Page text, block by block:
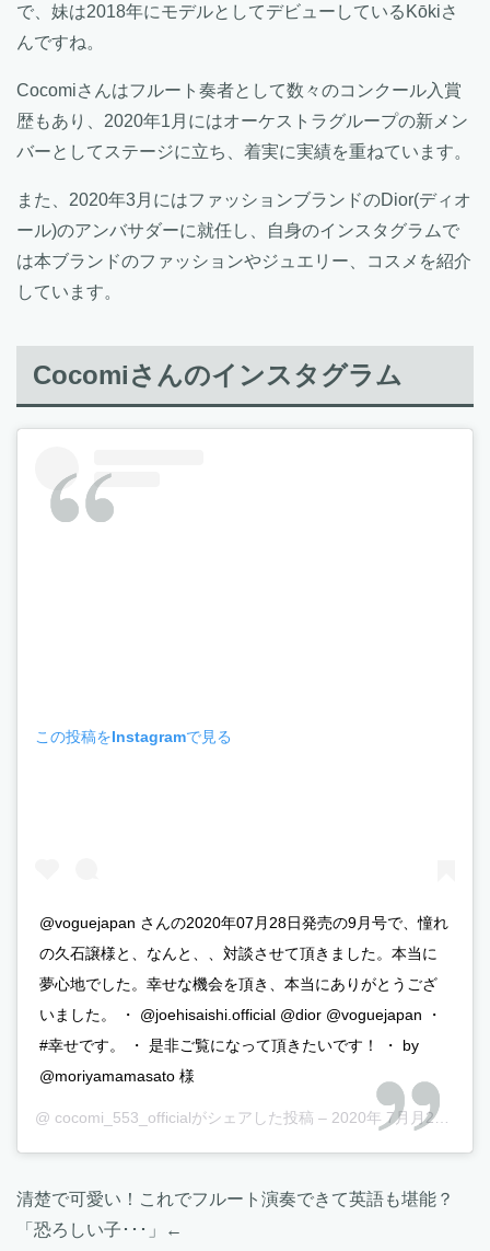
で、妹は2018年にモデルとしてデビューしているKōkiさ
んですね。
Cocomiさんはフルート奏者として数々のコンクール入賞
歴もあり、2020年1月にはオーケストラグループの新メン
バーとしてステージに立ち、着実に実績を重ねています。
また、2020年3月にはファッションブランドのDior(ディオ
ール)のアンバサダーに就任し、自身のインスタグラムで
は本ブランドのファッションやジュエリー、コスメを紹介
しています。
Cocomiさんのインスタグラム
この投稿をInstagramで見る
@voguejapan さんの2020年07月28日発売の9月号で、憧れ
の久石譲様と、なんと、、対談させて頂きました。本当に
夢心地でした。幸せな機会を頂き、本当にありがとうござ
いました。 ・ @joehisaishi.official @dior @voguejapan ・
#幸せです。 ・ 是非ご覧になって頂きたいです！ ・ by
@moriyamamasato 様
@ cocomi_553_officialがシェアした投稿 – 2020年 7月月21日午後9時20分PDT
清楚で可愛い！これでフルート演奏できて英語も堪能？
「恐ろしい子･･･」←